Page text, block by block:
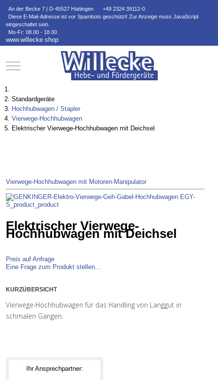
An der Becke 7 | D-45527 Hattingen
+49 2324 39112-0
Diese E-Mail-Adresse ist vor Spambots geschützt! Zur Anzeige muss JavaScript
eingeschaltet sein.
Mo-Fr: 08.00 - 18.00
www.willecke.shop
Mobile Menu Toggle
Standardgeräte
Hochhubwagen / Stapler
Vierwege-Hochhubwagen
Elektrischer Vierwege-Hochhubwagen mit Deichsel
Vierwege-Hochhubwagen mit Motoren-Manipulator
Elektrischer Vierwege-
Hochhubwagen mit Deichsel
Preis auf Anfrage
Eine Frage zum Produkt stellen...
KURZÜBERSICHT
Vierwege-Hochhubwagen für das Handling von Langgut in
schmalen Gängen.
Ihr Ansprechpartner: